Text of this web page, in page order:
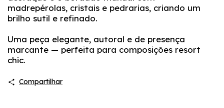
madrepérolas, cristais e pedrarias, criando um
brilho sutil e refinado.
Uma peça elegante, autoral e de presença
marcante — perfeita para composições resort
chic.
Compartilhar